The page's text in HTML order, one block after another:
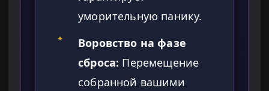
уморительную панику.
✦
Воровство на фазе
сброса: Перемещение
собранной вашими